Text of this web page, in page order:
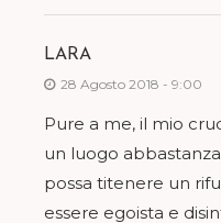
LARA
28 Agosto 2018 - 9:00
Pure a me, il mio
un luogo
possa titenere un
essere egoista e